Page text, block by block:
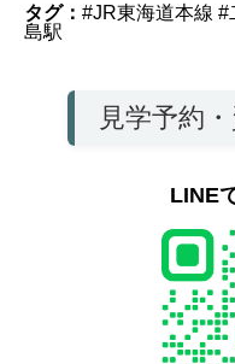
タグ： #JR東海道本線 #
島駅
見学予約
LINE